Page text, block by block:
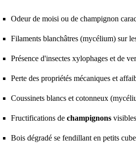
Odeur de moisi ou de champignon
Filaments blanchâtres (mycélium) sur
Présence d'insectes xylophages et de
Perte des propriétés mécaniques et
Coussinets blancs et cotonneux
Fructifications de champignons
Bois dégradé se fendillant en petits